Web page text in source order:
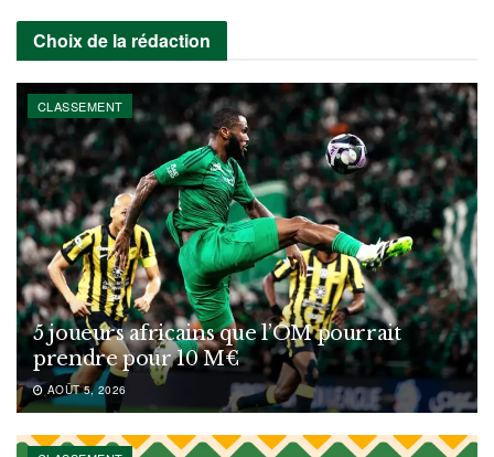
Choix de la rédaction
CLASSEMENT
5 joueurs africains que l’OM pourrait
prendre pour 10 M€
AOÛT 5, 2026